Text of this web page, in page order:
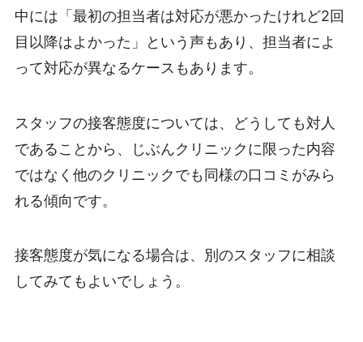
中には「最初の担当者は対応が悪かったけれど2回
目以降はよかった」という声もあり、担当者によ
って対応が異なるケースもあります。
スタッフの接客態度については、どうしても対人
であることから、じぶんクリニックに限った内容
ではなく他のクリニックでも同様の口コミがみら
れる傾向です。
接客態度が気になる場合は、別のスタッフに相談
してみてもよいでしょう。